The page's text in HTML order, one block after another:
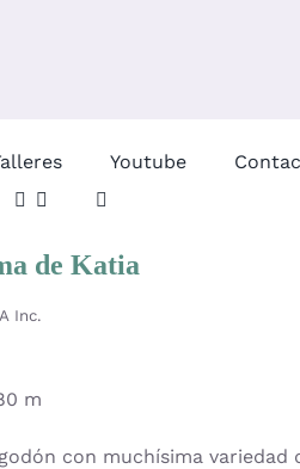
Youtube
de Katia
Inc.
m
con muchísima variedad